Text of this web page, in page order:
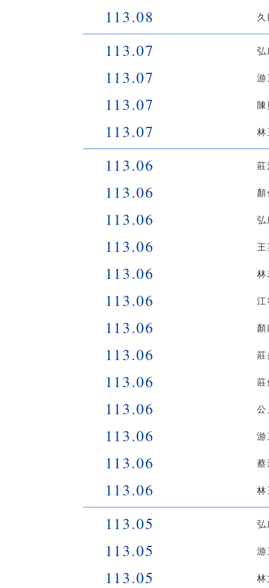
113.08
113.07
113.07
113.07
113.07
113.06
113.06
113.06
113.06
113.06
113.06
113.06
113.06
113.06
113.06
113.06
113.06
113.06
113.05
113.05
113.05